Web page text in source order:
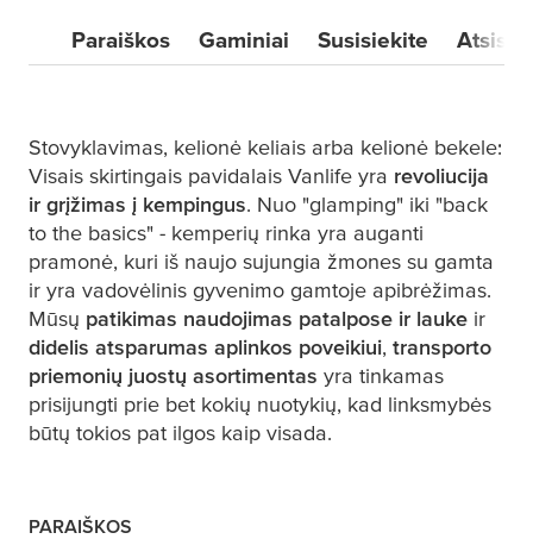
Paraiškos Gaminiai Susisiekite
Stovyklavimas, kelionė keliais arba kelionė bekele:
Visais skirtingais pavidalais Vanlife yra revoliucija
ir grįžimas į kempingus. Nuo "glamping" iki "back
to the basics" - kemperių rinka yra auganti
pramonė, kuri iš naujo sujungia žmones su gamta
ir yra vadovėlinis gyvenimo gamtoje apibrėžimas.
Mūsų patikimas naudojimas patalpose ir lauke ir
didelis atsparumas aplinkos poveikiui, transporto
priemonių juostų asortimentas yra tinkamas
prisijungti prie bet kokių nuotykių, kad linksmybės
būtų tokios pat ilgos kaip visada.
PARAIŠKOS